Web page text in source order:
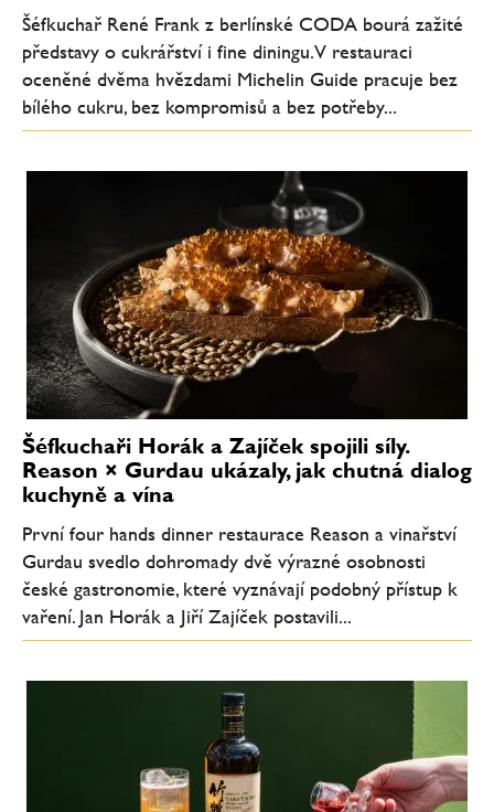
Šéfkuchař René Frank z berlínské CODA bourá zažité
představy o cukrářství i fine diningu. V restauraci
oceněné dvěma hvězdami Michelin Guide pracuje bez
bílého cukru, bez kompromisů a bez potřeby...
Šéfkuchaři Horák a Zajíček spojili síly.
Reason × Gurdau ukázaly, jak chutná dialog
kuchyně a vína
První four hands dinner restaurace Reason a vinařství
Gurdau svedlo dohromady dvě výrazné osobnosti
české gastronomie, které vyznávají podobný přístup k
vaření. Jan Horák a Jiří Zajíček postavili...